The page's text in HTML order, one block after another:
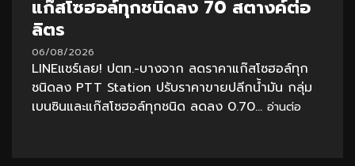
แก๊สโซฮอล์ทุกชนิดลง 70 สตางค์ต่อ
ลิตร
06/08/2026
LINEแชร์เลย! ปตท.-บางจาก ลดราคาแก๊สโซฮอล์ทุก
ชนิดลง PTT Station ปรับราคาขายปลีกน้ำมัน กลุ่ม
เบนซินและแก๊สโซฮอล์ทุกชนิด ลดลง 0.70... อ่านต่อ